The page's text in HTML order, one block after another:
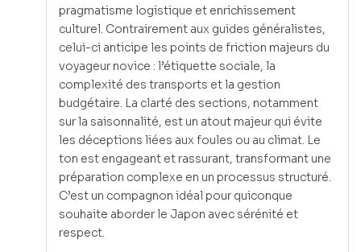
pragmatisme logistique et enrichissement
culturel. Contrairement aux guides généralistes,
celui-ci anticipe les points de friction majeurs du
voyageur novice : l’étiquette sociale, la
complexité des transports et la gestion
budgétaire. La clarté des sections, notamment
sur la saisonnalité, est un atout majeur qui évite
les déceptions liées aux foules ou au climat. Le
ton est engageant et rassurant, transformant une
préparation complexe en un processus structuré.
C’est un compagnon idéal pour quiconque
souhaite aborder le Japon avec sérénité et
respect.